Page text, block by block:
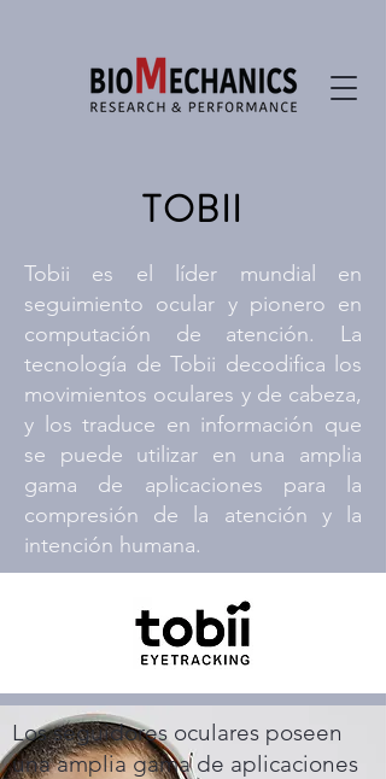
TOBII
Tobii es el líder mundial en
seguimiento ocular y pionero en
computación de atención. La
tecnología de Tobii decodifica los
movimientos oculares y de cabeza,
y los traduce en información que
se puede utilizar en una amplia
gama de aplicaciones para la
compresión de la atención y la
intención humana.
Los seguidores oculares poseen
una amplia gama de aplicaciones